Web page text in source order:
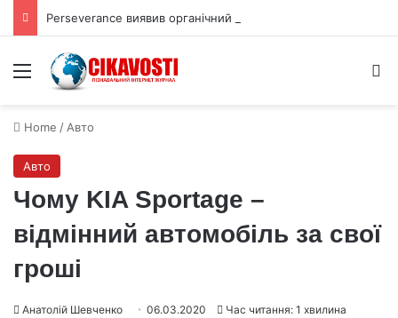
Menu
Home / Авто
Авто
Чому KIA Sportage –
відмінний автомобіль за свої
гроші
Анатолій Шевченко 06.03.2020 Час читання: 1 хвилина